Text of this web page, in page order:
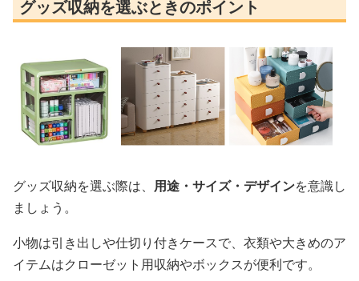
グッズ収納を選ぶときのポイント
グッズ収納を選ぶ際は、 用途・サイズ・デザインを意識し
ましょう。
小物は引き出しや仕切り付きケースで、衣類や大きめのア
イテムはクローゼット用収納やボックスが便利です。